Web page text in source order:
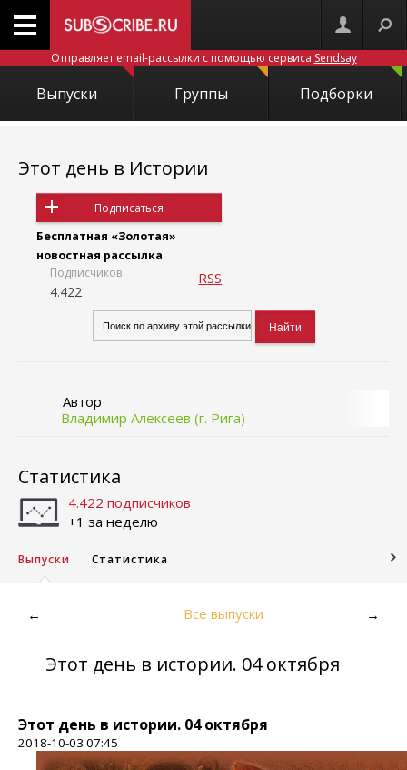
Отправляет email-рассылки с помощью сервиса Sendsay
Выпуски Группы Подборки
Этот день в Истории
Подписаться
Бесплатная «Золотая»
новостная рассылка
Подписчиков
4.422
RSS
Автор
Владимир Алексеев (г. Рига)
Статистика
4.422 подписчиков
+1 за неделю
Выпуски Статистика
← Все выпуски →
Этот день в истории. 04 октября
Этот день в истории. 04 октября
2018-10-03 07:45